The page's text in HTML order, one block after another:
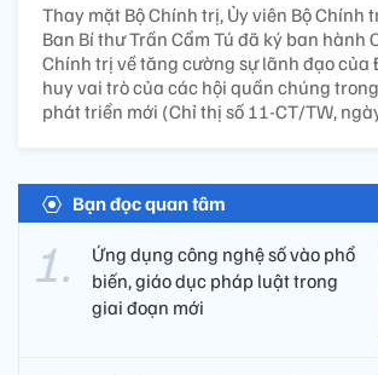
Thay mặt Bộ Chính trị, Ủy viên Bộ Chính
Ban Bí thư Trần Cẩm Tú đã ký ban hành
Chính trị về tăng cường sự lãnh đạo của
huy vai trò của các hội quần chúng
phát triển mới (Chỉ thị số 11-CT/TW,
Bạn đọc quan tâm
Ứng dụng công nghệ số vào phổ
biến, giáo dục pháp luật trong
giai đoạn mới